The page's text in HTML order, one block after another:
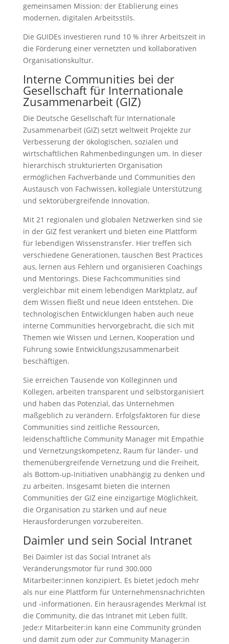
gemeinsamen Mission: der Etablierung eines
modernen, digitalen Arbeitsstils.
Die GUIDEs investieren rund 10 % ihrer Arbeitszeit in
die Förderung einer vernetzten und kollaborativen
Organisationskultur.
Interne Communities bei der
Gesellschaft für Internationale
Zusammenarbeit (GIZ)
Die Deutsche Gesellschaft für Internationale
Zusammenarbeit (GIZ) setzt weltweit Projekte zur
Verbesserung der ökologischen, sozialen und
wirtschaftlichen Rahmenbedingungen um. In dieser
hierarchisch strukturierten Organisation
ermöglichen Fachverbände und Communities den
Austausch von Fachwissen, kollegiale Unterstützung
und sektorübergreifende Innovation.
Mit 21 regionalen und globalen Netzwerken sind sie
in der GIZ fest verankert und bieten eine Plattform
für lebendigen Wissenstransfer. Hier treffen sich
verschiedene Generationen, tauschen Best Practices
aus, lernen aus Fehlern und organisieren Coachings
und Mentorings. Diese Fachcommunities sind
vergleichbar mit einem lebendigen Marktplatz, auf
dem Wissen fließt und neue Ideen entstehen. Die
technologischen Entwicklungen haben auch neue
interne Communities hervorgebracht, die sich mit
Themen wie Wissen und Lernen, Kooperation und
Führung sowie Entwicklungszusammenarbeit
beschäftigen.
Sie erreichen Tausende von Kolleginnen und
Kollegen, arbeiten transparent und selbstorganisiert
und haben das Potenzial, das Unternehmen
maßgeblich zu verändern. Erfolgsfaktoren für diese
Communities sind zeitliche Ressourcen,
leidenschaftliche Community Manager mit Empathie
und Vernetzungskompetenz, Raum für länder- und
themenübergreifende Vernetzung und die Freiheit,
als Bottom-up-Initiativen unabhängig zu denken und
zu arbeiten. Insgesamt bieten die internen
Communities der GIZ eine einzigartige Möglichkeit,
die Organisation zu stärken und auf neue
Herausforderungen vorzubereiten.
Daimler und sein Social Intranet
Bei Daimler ist das Social Intranet als
Veränderungsmotor für rund 300.000
Mitarbeiter:innen konzipiert. Es bietet jedoch mehr
als nur eine Plattform für Unternehmensnachrichten
und -informationen. Ein herausragendes Merkmal ist
die Community, die das Intranet mit Leben füllt.
Jede:r Mitarbeiter:in kann eine Community gründen
und damit zum oder zur Community Manager:in